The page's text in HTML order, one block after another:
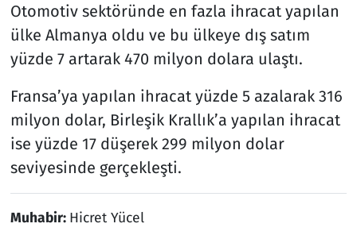
Otomotiv sektöründe en fazla ihracat yapılan
ülke Almanya oldu ve bu ülkeye dış satım
yüzde 7 artarak 470 milyon dolara ulaştı.
Fransa’ya yapılan ihracat yüzde 5 azalarak 316
milyon dolar, Birleşik Krallık’a yapılan ihracat
ise yüzde 17 düşerek 299 milyon dolar
seviyesinde gerçekleşti.
Muhabir: Hicret Yücel